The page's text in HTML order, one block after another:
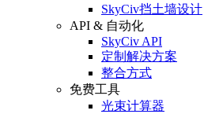
SkyCiv挡土墙设计
API & 自动化
SkyCiv API
定制解决方案
整合方式
免费工具
光束计算器